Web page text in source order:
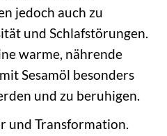
jedoch auch zu
und Schlafstörungen.
warme, nährende
Sesamöl besonders
und zu beruhigen.
und Transformation.